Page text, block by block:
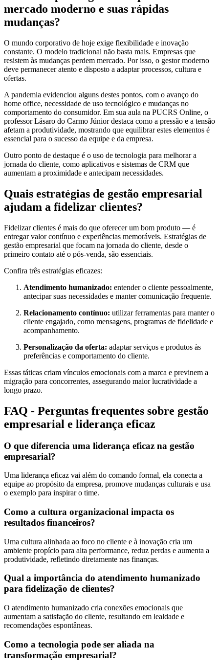
mercado moderno e suas rápidas
mudanças?
O mundo corporativo de hoje exige flexibilidade e inovação
constante. O modelo tradicional não basta mais. Empresas que
resistem às mudanças perdem mercado. Por isso, o gestor moderno
deve permanecer atento e disposto a adaptar processos, cultura e
ofertas.
A pandemia evidenciou alguns destes pontos, com o avanço do
home office, necessidade de uso tecnológico e mudanças no
comportamento do consumidor. Em sua aula na PUCRS Online, o
professor Lásaro do Carmo Júnior destaca como a pressão e a tensão
afetam a produtividade, mostrando que equilibrar estes elementos é
essencial para o sucesso da equipe e da empresa.
Outro ponto de destaque é o uso de tecnologia para melhorar a
jornada do cliente, como aplicativos e sistemas de CRM que
aumentam a proximidade e antecipam necessidades.
Quais estratégias de gestão empresarial
ajudam a fidelizar clientes?
Fidelizar clientes é mais do que oferecer um bom produto — é
entregar valor contínuo e experiências memoráveis. Estratégias de
gestão empresarial que focam na jornada do cliente, desde o
primeiro contato até o pós-venda, são essenciais.
Confira três estratégias eficazes:
Atendimento humanizado: entender o cliente pessoalmente,
antecipar suas necessidades e manter comunicação frequente.
Relacionamento contínuo: utilizar ferramentas para manter o
cliente engajado, como mensagens, programas de fidelidade e
acompanhamento.
Personalização da oferta: adaptar serviços e produtos às
preferências e comportamento do cliente.
Essas táticas criam vínculos emocionais com a marca e previnem a
migração para concorrentes, assegurando maior lucratividade a
longo prazo.
FAQ - Perguntas frequentes sobre gestão
empresarial e liderança eficaz
O que diferencia uma liderança eficaz na gestão
empresarial?
Uma liderança eficaz vai além do comando formal, ela conecta a
equipe ao propósito da empresa, promove mudanças culturais e usa
o exemplo para inspirar o time.
Como a cultura organizacional impacta os
resultados financeiros?
Uma cultura alinhada ao foco no cliente e à inovação cria um
ambiente propício para alta performance, reduz perdas e aumenta a
produtividade, refletindo diretamente nas finanças.
Qual a importância do atendimento humanizado
para fidelização de clientes?
O atendimento humanizado cria conexões emocionais que
aumentam a satisfação do cliente, resultando em lealdade e
recomendações espontâneas.
Como a tecnologia pode ser aliada na
transformação empresarial?